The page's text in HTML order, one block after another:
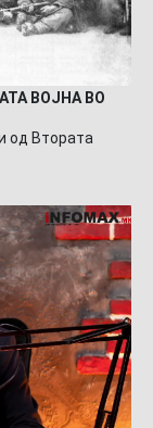
ВОЈНА ВО
од Втората